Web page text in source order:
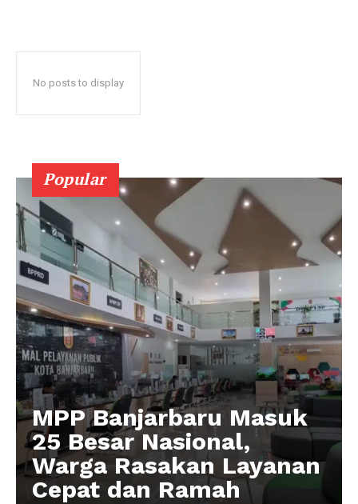
No posts to display
Popular
MPP Banjarbaru Masuk
25 Besar Nasional,
Warga Rasakan Layanan
Cepat dan Ramah